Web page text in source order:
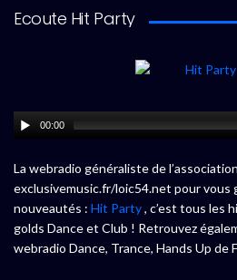
Ecoute Hit Party
00:00
La webradio généraliste de
exclusivemusic.fr/loic54.net pour vous
nouveautés : Hit Party, c’est tous les
golds Dance et Club ! Retrouvez
webradio Dance, Trance, Hands Up de